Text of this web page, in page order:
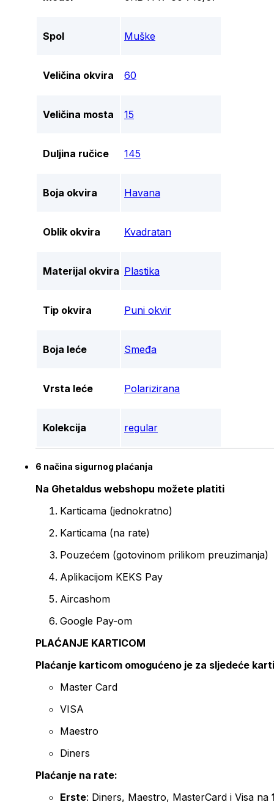
Spol Muške
Veličina okvira 60
Veličina mosta 15
Duljina ručice 145
Boja okvira Havana
Oblik okvira Kvadratan
Materijal okvira Plastika
Tip okvira Puni okvir
Boja leće Smeđa
Vrsta leće Polarizirana
Kolekcija regular
6 načina sigurnog plaćanja
Na Ghetaldus webshopu možete platiti
Karticama (jednokratno)
Karticama (na rate)
Pouzećem (gotovinom prilikom preuzimanja)
Aplikacijom KEKS Pay
Aircashom
Google Pay-om
PLAĆANJE KARTICOM
Plaćanje karticom omogućeno je za sljedeće
Master Card
VISA
Maestro
Diners
Plaćanje na rate:
Erste: Diners, Maestro, MasterCard i Visa na